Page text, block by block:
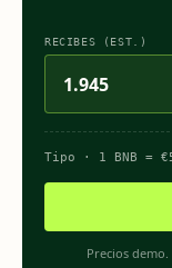
RECIBES (EST.)
1.945
Tipo · 1 BNB = €
Precios